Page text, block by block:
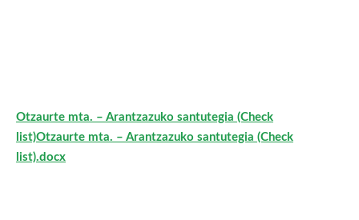
Otzaurte mta. – Arantzazuko santutegia (Check
list)Otzaurte mta. – Arantzazuko santutegia (Check
list).docx